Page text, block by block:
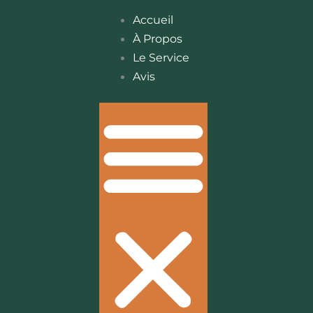
Accueil
À Propos
Le Service
Avis